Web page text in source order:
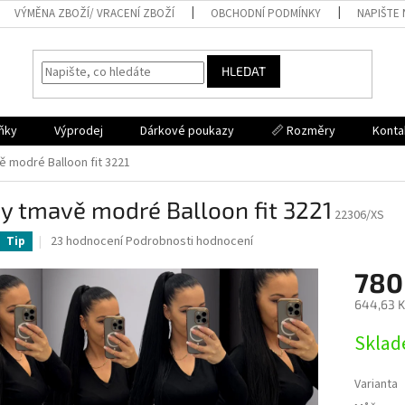
VÝMĚNA ZBOŽÍ/ VRACENÍ ZBOŽÍ OBCHODNÍ PODMÍNKY NAPIŠTE
HLEDAT
Výprodej Dárkové poukazy 📏 Rozměry
modré Balloon fit 3221
tmavě modré Balloon fit 3221 22306/XS
Tip
Průměrné
produktu
5
hvězdiček.
23 hodnoceníPodrobnosti hodnocení
644,63
cena:
Varianta